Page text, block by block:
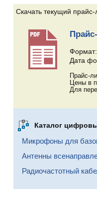
Скачать текущий прайс-
Формат:
Дата
Прайс-
Цены в
Для
Каталог
Микрофоны для
Антенны
Радиочастотный